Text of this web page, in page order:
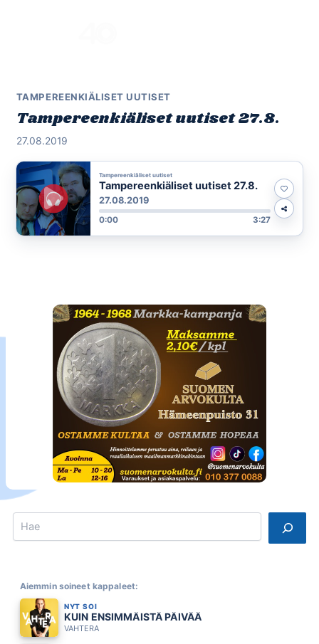
TAMPEREENKIÄLISET UUTISET
Tampereenkiäliset uutiset 27.8.
27.08.2019
Tampereenkiäliset uutiset
Tampereenkiäliset uutiset 27.8.
27.08.2019
0:00 3:27
Search
Aiemmin soineet kappaleet:
NYT SOI
KUIN ENSIMMÄISTÄ PÄIVÄÄ
VAHTERA